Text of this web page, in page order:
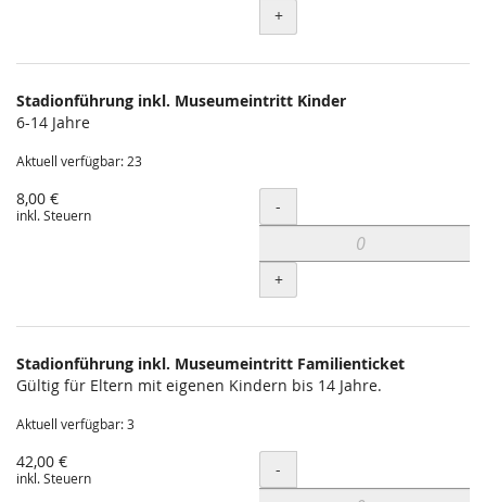
+
Stadionführung inkl. Museumeintritt Kinder
6-14 Jahre
Aktuell verfügbar: 23
8,00 €
inkl. Steuern Menge
-
+
Stadionführung inkl. Museumeintritt Familienticket
Gültig für Eltern mit eigenen Kindern bis 14 Jahre.
Aktuell verfügbar: 3
42,00 €
inkl. Steuern Menge
-